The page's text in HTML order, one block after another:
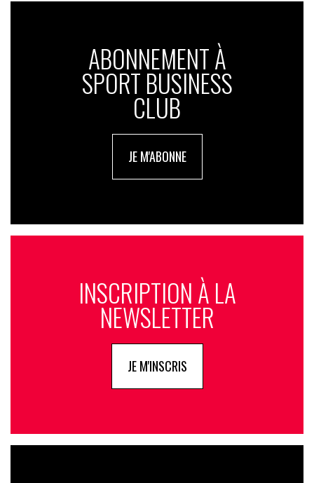
ABONNEMENT À
SPORT BUSINESS
CLUB
JE M'ABONNE
INSCRIPTION À LA
NEWSLETTER
JE M'INSCRIS